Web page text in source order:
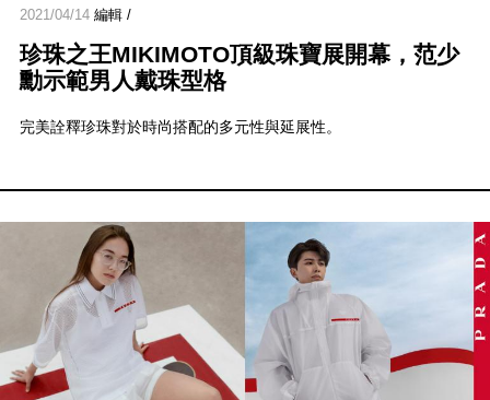
2021/04/14編輯 /
珍珠之王MIKIMOTO頂級珠寶展開幕，范少
勳示範男人戴珠型格
完美詮釋珍珠對於時尚搭配的多元性與延展性。